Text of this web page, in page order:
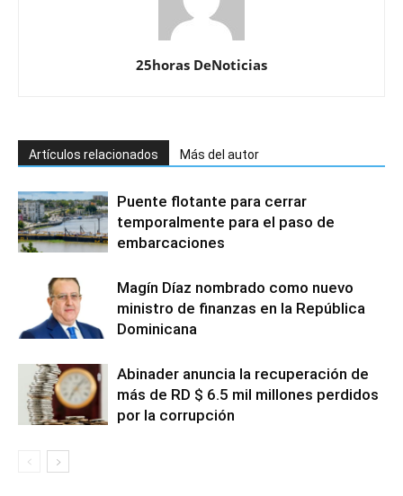
25horas DeNoticias
Artículos relacionados Más del autor
Puente flotante para cerrar
temporalmente para el paso de
embarcaciones
Magín Díaz nombrado como nuevo
ministro de finanzas en la República
Dominicana
Abinader anuncia la recuperación de
más de RD $ 6.5 mil millones perdidos
por la corrupción